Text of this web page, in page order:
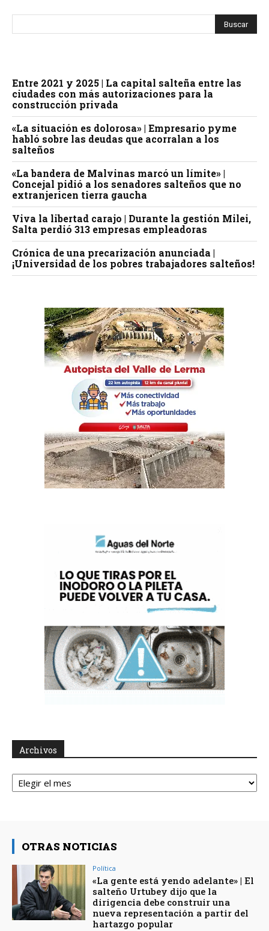
Entre 2021 y 2025 | La capital salteña entre las
ciudades con más autorizaciones para la
construcción privada
«La situación es dolorosa» | Empresario pyme
habló sobre las deudas que acorralan a los
salteños
«La bandera de Malvinas marcó un límite» |
Concejal pidió a los senadores salteños que no
extranjericen tierra gaucha
Viva la libertad carajo | Durante la gestión Milei,
Salta perdió 313 empresas empleadoras
Crónica de una precarización anunciada |
¡Universidad de los pobres trabajadores salteños!
Archivos
Archivos
OTRAS NOTICIAS
Política
«La gente está yendo adelante» | El
salteño Urtubey dijo que la
dirigencia debe construir una
nueva representación a partir del
hartazgo popular